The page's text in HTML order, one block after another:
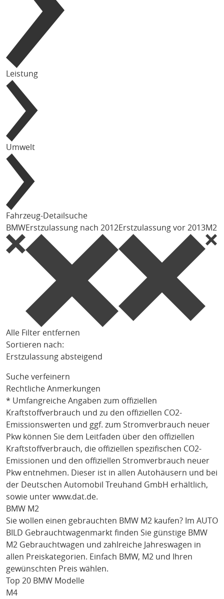
Leistung
Umwelt
Fahrzeug-Detailsuche
BMWErstzulassung nach 2012Erstzulassung vor 2013M2
Alle Filter entfernen
Sortieren nach:
Erstzulassung absteigend
Suche verfeinern
Rechtliche Anmerkungen
* Umfangreiche Angaben zum offiziellen
Kraftstoffverbrauch und zu den offiziellen CO2-
Emissionswerten und ggf. zum Stromverbrauch neuer
Pkw können Sie dem Leitfaden über den offiziellen
Kraftstoffverbrauch, die offiziellen spezifischen CO2-
Emissionen und den offiziellen Stromverbrauch neuer
Pkw entnehmen. Dieser ist in allen Autohäusern und bei
der Deutschen Automobil Treuhand GmbH erhältlich,
sowie unter www.dat.de.
BMW M2
Sie wollen einen gebrauchten BMW M2 kaufen? Im AUTO
BILD Gebrauchtwagenmarkt finden Sie günstige BMW
M2 Gebrauchtwagen und zahlreiche Jahreswagen in
allen Preiskategorien. Einfach BMW, M2 und Ihren
gewünschten Preis wählen.
Top 20 BMW Modelle
M4